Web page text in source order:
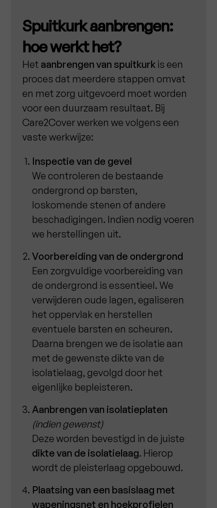
Spuitkurk aanbrengen:
hoe werkt het?
Het aanbrengen van spuitkurk is een
proces dat meerdere stappen omvat
en met zorg uitgevoerd moet worden
voor een duurzaam resultaat. Bij
Care2Cover werken we volgens een
vaste werkwijze:
Inspectie van de gevel
We controleren de bestaande
ondergrond op barsten,
loskomende stenen of andere
beschadigingen. Indien nodig voeren
we herstellingen uit.
Voorbereiding van de ondergrond
Een zorgvuldige voorbereiding van
de ondergrond is essentieel. We
verwijderen oude lagen, egaliseren
het oppervlak en herstellen
eventuele barsten en scheuren.
Daarna brengen we de isolatie aan
met de gewenste dikte van de
isolatielaag, gevolgd door het
eigenlijke bepleisteren.
Aanbrengen van isolatieplaten
(indien gewenst)
Deze worden bevestigd in de juiste
dikte van de isolatielaag. Hierop
wordt de pleisterlaag opgebouwd.
Plaatsing van een basislaag met
wapeningsnet en hoekprofielen